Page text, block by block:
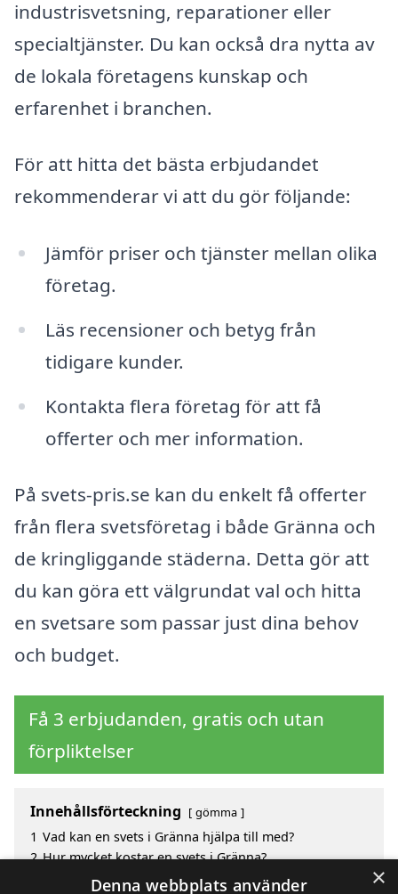
industrisvetsning, reparationer eller
specialtjänster. Du kan också dra nytta av
de lokala företagens kunskap och
erfarenhet i branchen.
För att hitta det bästa erbjudandet
rekommenderar vi att du gör följande:
Jämför priser och tjänster mellan olika
företag.
Läs recensioner och betyg från
tidigare kunder.
Kontakta flera företag för att få
offerter och mer information.
På svets-pris.se kan du enkelt få offerter
från flera svetsföretag i både Gränna och
de kringliggande städerna. Detta gör att
du kan göra ett välgrundat val och hitta
en svetsare som passar just dina behov
och budget.
Få 3 erbjudanden, gratis och utan
förpliktelser
Innehållsförteckning gömma
1 Vad kan en svets i Gränna hjälpa till med?
2 Hur mycket kostar en svets i Gränna?
Fördelar med att välja svets i Gränna
×
Denna webbplats använder